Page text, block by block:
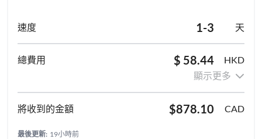
1-3 天
$ 58.44
HKD
顯示更多
$878.10 CAD
最後更新: 19小時前